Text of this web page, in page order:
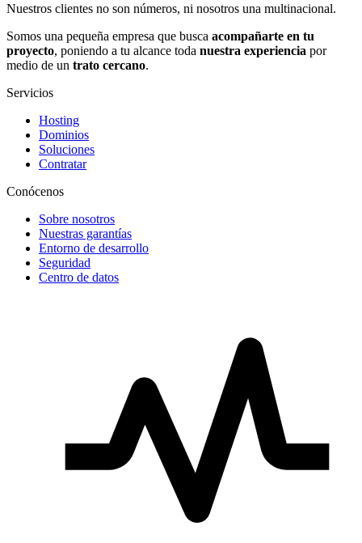
Nuestros clientes no son números, ni nosotros una multinacional.
Somos una pequeña empresa que busca acompañarte en tu
proyecto, poniendo a tu alcance toda nuestra experiencia por
medio de un trato cercano.
Servicios
Hosting
Dominios
Soluciones
Contratar
Conócenos
Sobre nosotros
Nuestras garantías
Entorno de desarrollo
Seguridad
Centro de datos